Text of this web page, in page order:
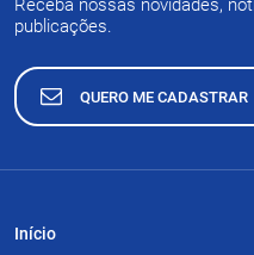
Receba nossas novidades,
publicações.
QUERO ME CADASTRAR
Início